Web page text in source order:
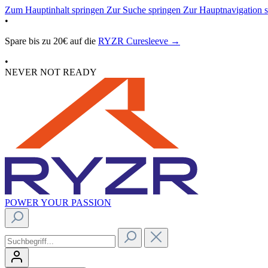
Zum Hauptinhalt springen Zur Suche springen Zur Hauptnavigation
•
Spare bis zu 20€ auf die RYZR Curesleeve →
•
NEVER NOT READY
POWER YOUR PASSION